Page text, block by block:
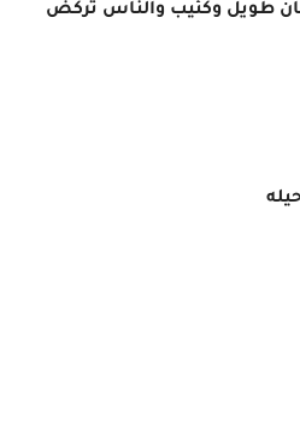
طويل وكئيب والناس تركض